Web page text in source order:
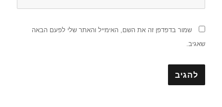
שמור בדפדפן זה את השם, האימייל והאתר שלי לפעם הבאה
שאגיב.